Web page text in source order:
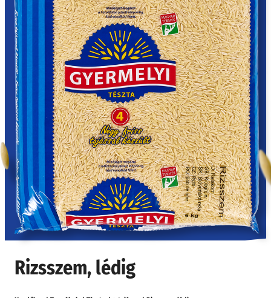
Rizsszem, lédig